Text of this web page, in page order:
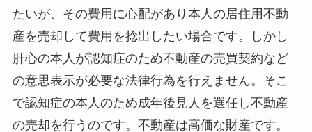
たいが、その費用に心配があり本人の居住用不動
産を売却して費用を捻出したい場合です。しかし
肝心の本人が認知症のため不動産の売買契約など
の意思表示が必要な法律行為を行えません。そこ
で認知症の本人のため成年後見人を選任し不動産
の売却を行うのです。不動産は高価な財産です。